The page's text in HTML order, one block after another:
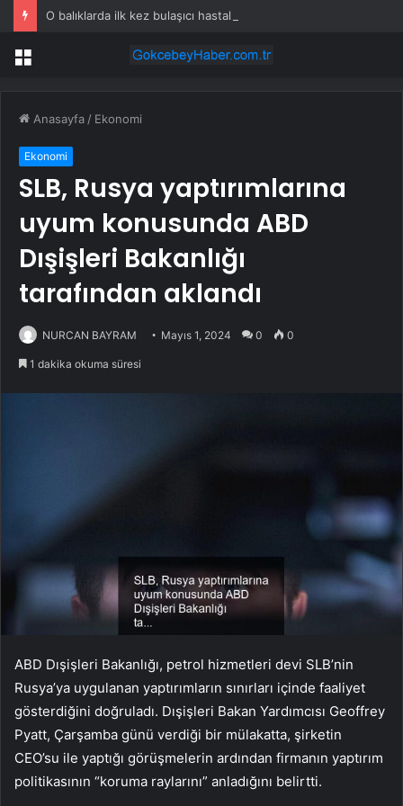
Menü
Anasayfa / Ekonomi
Ekonomi
SLB, Rusya yaptırımlarına
uyum konusunda ABD
Dışişleri Bakanlığı
tarafından aklandı
NURCAN BAYRAM Mayıs 1, 2024 0 0
1 dakika okuma süresi
ABD Dışişleri Bakanlığı, petrol hizmetleri devi SLB’nin
Rusya’ya uygulanan yaptırımların sınırları içinde faaliyet
gösterdiğini doğruladı. Dışişleri Bakan Yardımcısı Geoffrey
Pyatt, Çarşamba günü verdiği bir mülakatta, şirketin
CEO’su ile yaptığı görüşmelerin ardından firmanın yaptırım
politikasının “koruma raylarını” anladığını belirtti.